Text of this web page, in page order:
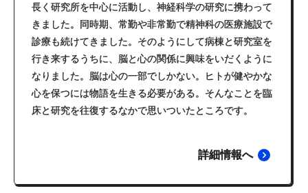
長く研究所を中心に活動し、神経科学の研究に携わって
きました。同時期、常勤や非常勤で精神科の医療施設で
診療も続けてきました。そのようにして病棟と研究室を
行き来するうちに、脳と心の関係に興味をいだくように
なりました。脳は心の一部でしかない。ヒトが健やかな
心を保つには物語を生きる必要がある。そんなことを臨
床と研究を往復するなかで思いついたところです。
詳細情報へ